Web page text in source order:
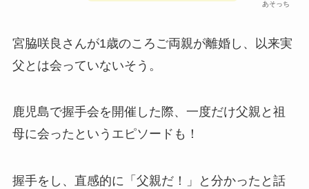
あそっち
宮脇咲良さんが1歳のころご両親が離婚し、以来実
父とは会っていないそう。
鹿児島で握手会を開催した際、一度だけ父親と祖
母に会ったというエピソードも！
握手をし、直感的に「父親だ！」と分かったと話